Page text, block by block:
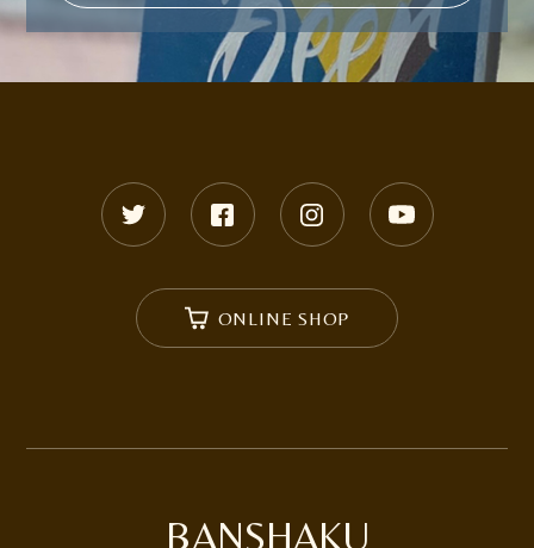
ONLINE SHOP
BANSHAKU